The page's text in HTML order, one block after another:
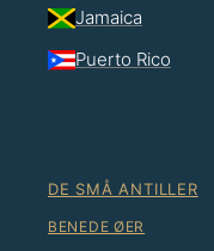
Jamaica
Puerto Rico
DE SMÅ ANTILLER
BENEDE ØER